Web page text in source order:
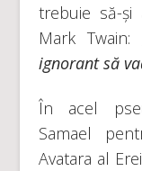
trebuie să-și
Mark Twain:
ignorant să
În acel
Samael
Avatara al